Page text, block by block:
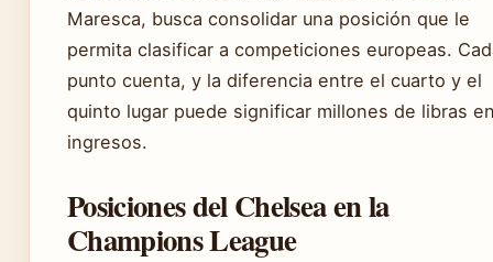
Maresca, busca consolidar una posición que le
permita clasificar a competiciones europeas.
punto cuenta, y la diferencia entre el cuarto y el
quinto lugar puede significar millones de libras
ingresos.
Posiciones del Chelsea en la
Champions League